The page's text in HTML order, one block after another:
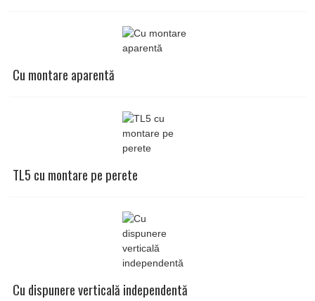
Cu montare aparentă
TL5 cu montare pe perete
Cu dispunere verticală independentă